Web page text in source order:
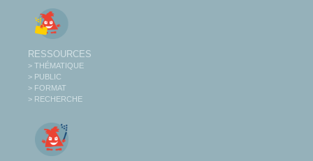
RESSOURCES
> THÉMATIQUE
> PUBLIC
> FORMAT
> RECHERCHE